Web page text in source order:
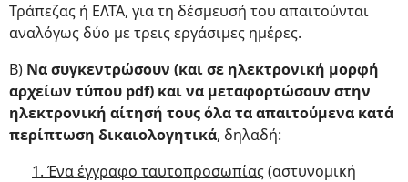
Τράπεζας ή ΕΛΤΑ, για τη δέσμευσή του απαιτούνται
αναλόγως δύο με τρεις εργάσιμες ημέρες.
Β) Να συγκεντρώσουν (και σε ηλεκτρονική μορφή
αρχείων τύπου pdf) και να μεταφορτώσουν στην
ηλεκτρονική αίτησή τους όλα τα απαιτούμενα κατά
περίπτωση δικαιολογητικά, δηλαδή:
1. Ένα έγγραφο ταυτοπροσωπίας(αστυνομική